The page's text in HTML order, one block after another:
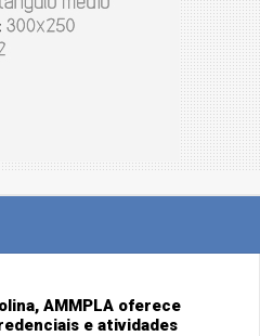
AMMPLA oferece
e atividades